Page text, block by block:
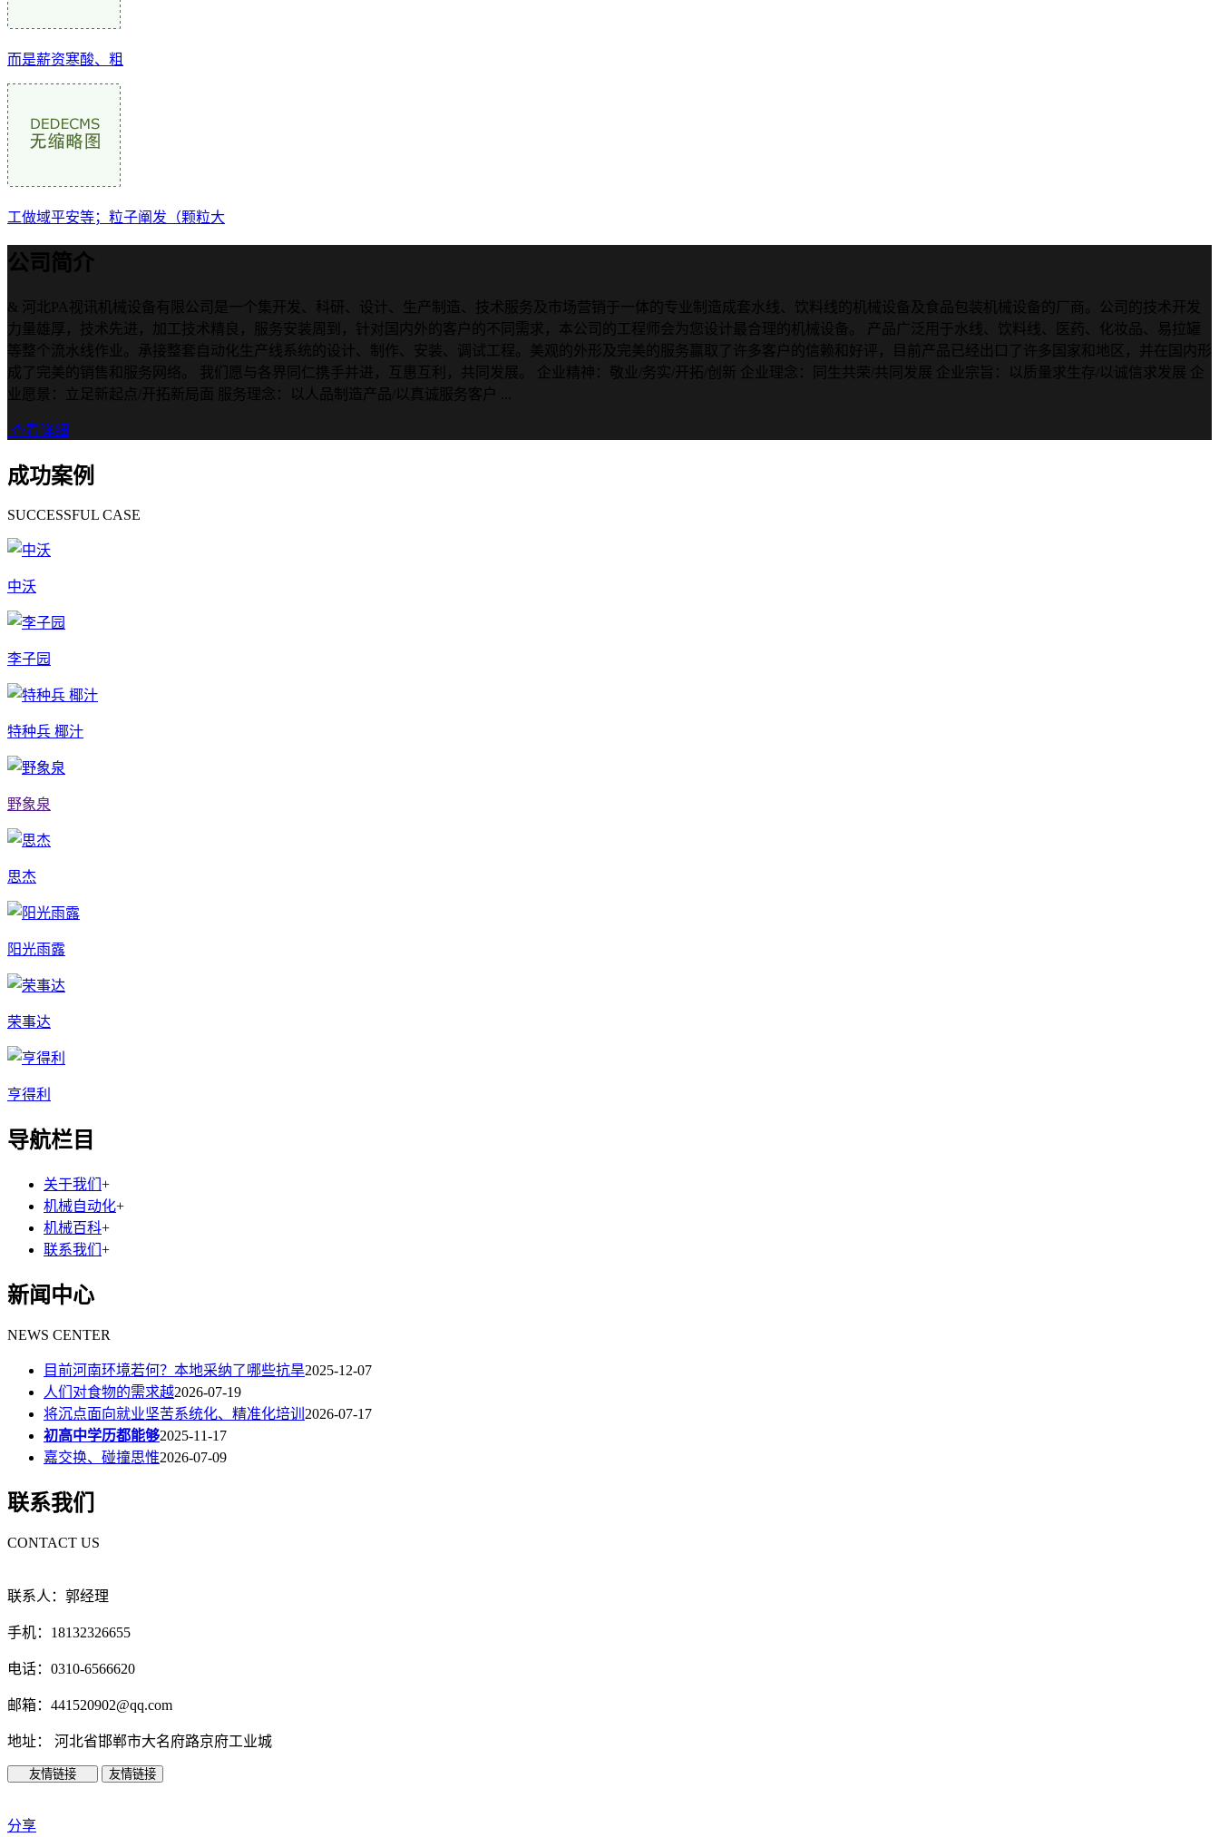
而是薪资寒酸、粗
工做域平安等；粒子阐发（颗粒大
公司简介
& 河北PA视讯机械设备有限公司是一个集开发、科研、设计、生产制造、技术服务及市场营销于一体的专业制造成套水线、饮料线的机械设备及食品包装机械设备的厂商。公司的技术开发
力量雄厚，技术先进，加工技术精良，服务安装周到，针对国内外的客户的不同需求，本公司的工程师会为您设计最合理的机械设备。 产品广泛用于水线、饮料线、医药、化妆品、易拉罐
等整个流水线作业。承接整套自动化生产线系统的设计、制作、安装、调试工程。美观的外形及完美的服务赢取了许多客户的信赖和好评，目前产品已经出口了许多国家和地区，并在国内形
成了完美的销售和服务网络。 我们愿与各界同仁携手并进，互惠互利，共同发展。 企业精神：敬业/务实/开拓/创新 企业理念：同生共荣/共同发展 企业宗旨：以质量求生存/以诚信求发展 企
业愿景：立足新起点/开拓新局面 服务理念：以人品制造产品/以真诚服务客户 ...
查看详细
成功案例
SUCCESSFUL CASE
中沃
李子园
特种兵 椰汁
野象泉
思杰
阳光雨露
荣事达
亨得利
导航栏目
关于我们 +
机械自动化+
机械百科+
联系我们 +
新闻中心
NEWS CENTER
目前河南环境若何？本地采纳了哪些抗旱2025-12-07
人们对食物的需求越2026-07-19
将沉点面向就业坚苦系统化、精准化培训 2026-07-17
初高中学历都能够2025-11-17
嘉交换、碰撞思惟2026-07-09
联系我们
CONTACT US
联系人：郭经理
手机：18132326655
电话：0310-6566620
邮箱：441520902@qq.com
地址： 河北省邯郸市大名府路京府工业城
友情链接 友情链接
分享